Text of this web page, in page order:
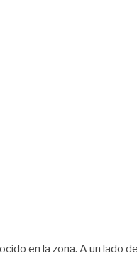
en la zona. A un